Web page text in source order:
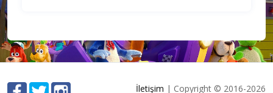
İletişim | Copyright © 2016-2026